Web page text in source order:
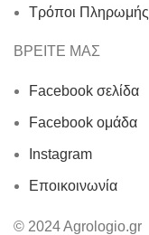
Τρόποι Πληρωμής
ΒΡΕΙΤΕ ΜΑΣ
Facebook σελίδα
Facebook ομάδα
Instagram
Εποικοινωνία
© 2024 Agrologio.gr